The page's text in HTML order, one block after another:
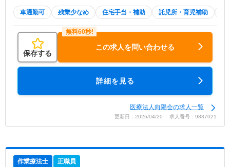
車通勤可 残業少なめ 住宅手当・補助 託児所・育児補助
保存する
この求人を問い合わせる
詳細を見る
医療法人向陽会の求人一覧
更新日：2026/04/20 求人番号：9837021
作業療法士 正職員